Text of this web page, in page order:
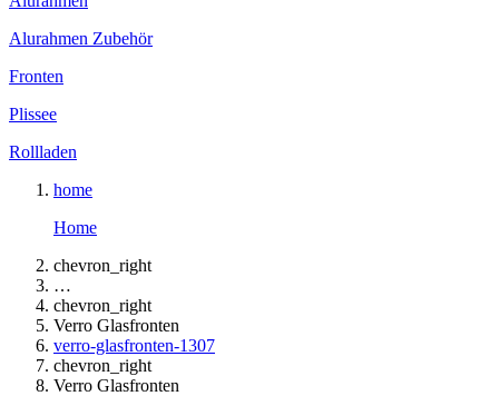
Alurahmen Zubehör
Fronten
Plissee
Rollladen
home
Home
chevron_right
…
chevron_right
Verro Glasfronten
verro-glasfronten-1307
chevron_right
Verro Glasfronten